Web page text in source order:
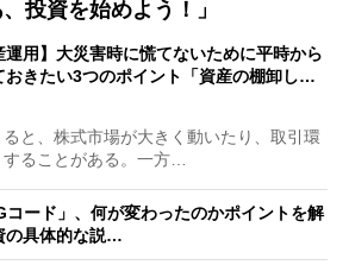
投資を始めよう！」
運用】大災害時に慌てないために平時から
おきたい3つのポイント「資産の棚卸し…
と、株式市場が大きく動いたり、取引環
ることがある。一方…
コード」、何が変わったのかポイントを解
具体的な説…